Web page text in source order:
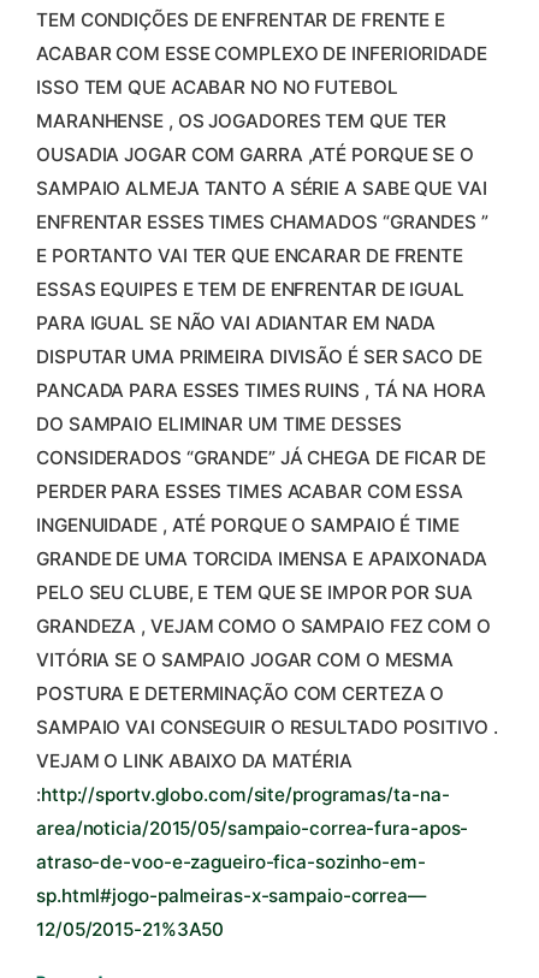
TEM CONDIÇÕES DE ENFRENTAR DE FRENTE E
ACABAR COM ESSE COMPLEXO DE INFERIORIDADE
ISSO TEM QUE ACABAR NO NO FUTEBOL
MARANHENSE , OS JOGADORES TEM QUE TER
OUSADIA JOGAR COM GARRA ,ATÉ PORQUE SE O
SAMPAIO ALMEJA TANTO A SÉRIE A SABE QUE VAI
ENFRENTAR ESSES TIMES CHAMADOS “GRANDES ”
E PORTANTO VAI TER QUE ENCARAR DE FRENTE
ESSAS EQUIPES E TEM DE ENFRENTAR DE IGUAL
PARA IGUAL SE NÃO VAI ADIANTAR EM NADA
DISPUTAR UMA PRIMEIRA DIVISÃO É SER SACO DE
PANCADA PARA ESSES TIMES RUINS , TÁ NA HORA
DO SAMPAIO ELIMINAR UM TIME DESSES
CONSIDERADOS “GRANDE” JÁ CHEGA DE FICAR DE
PERDER PARA ESSES TIMES ACABAR COM ESSA
INGENUIDADE , ATÉ PORQUE O SAMPAIO É TIME
GRANDE DE UMA TORCIDA IMENSA E APAIXONADA
PELO SEU CLUBE, E TEM QUE SE IMPOR POR SUA
GRANDEZA , VEJAM COMO O SAMPAIO FEZ COM O
VITÓRIA SE O SAMPAIO JOGAR COM O MESMA
POSTURA E DETERMINAÇÃO COM CERTEZA O
SAMPAIO VAI CONSEGUIR O RESULTADO POSITIVO .
VEJAM O LINK ABAIXO DA MATÉRIA
:http://sportv.globo.com/site/programas/ta-na-
area/noticia/2015/05/sampaio-correa-fura-apos-
atraso-de-voo-e-zagueiro-fica-sozinho-em-
sp.html#jogo-palmeiras-x-sampaio-correa—
12/05/2015-21%3A50